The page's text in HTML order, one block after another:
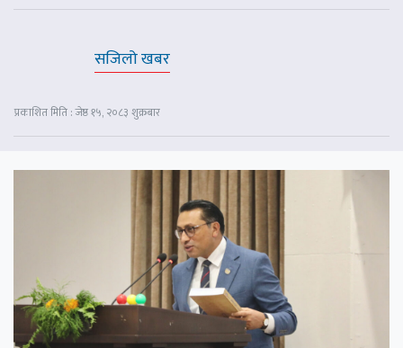
सजिलो खबर
प्रकाशित मिति : जेष्ठ १५, २०८३ शुक्रबार